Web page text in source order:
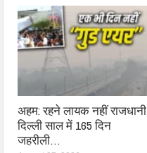
अहम: रहने लायक नहीं राजधानी
दिल्ली साल में 165 दिन
जहरीली…